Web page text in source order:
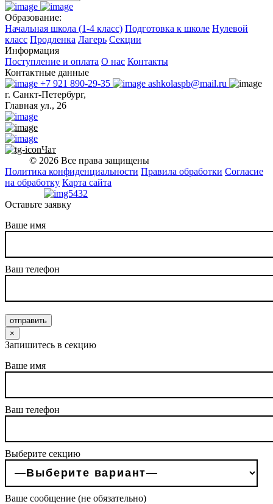
Образование:
Начальная школа (1-4 класс) Подготовка к школе Нулевой
класс Продленка Лагерь Секции
Информация
Поступление и оплата О нас Контакты
Контактные данные
+7 921 890-29-35
ashkolaspb@mail.ru
г. Санкт-Петербург,
Главная ул., 26
Чат
© 2026 Все права защищены
Политика конфиденциальности Правила обработки Согласие
на обработку Карта сайта
Оставьте заявку
Ваше имя
Ваш телефон
отправить
×
Запишитесь в секцию
Ваше имя
Ваш телефон
Выберите секцию
Ваше сообщение (не обязательно)